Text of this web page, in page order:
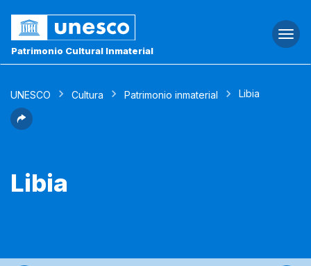
Patrimonio Cultural Inmaterial
UNESCO Cultura Patrimonio inmaterial Libia
Libia